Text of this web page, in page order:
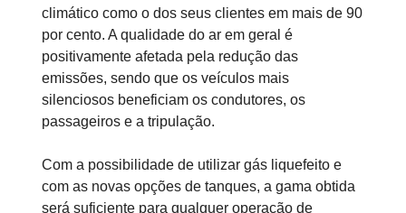
climático como o dos seus clientes em mais de 90
por cento. A qualidade do ar em geral é
positivamente afetada pela redução das
emissões, sendo que os veículos mais
silenciosos beneficiam os condutores, os
passageiros e a tripulação.
Com a possibilidade de utilizar gás liquefeito e
com as novas opções de tanques, a gama obtida
será suficiente para qualquer operação de